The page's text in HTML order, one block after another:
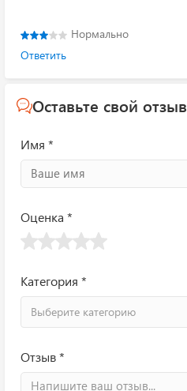
Нормально
Ответить
Оставьте свой отзыв
Имя *
Оценка *
Категория *
Выберите категорию
Отзыв *